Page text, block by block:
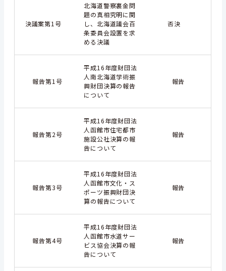
決議案第1号
北海道警察裏金問
題の真相究明に関
し、北海道議会百
条委員会設置を求
める決議
否決
報告第1号
平成16年度財団法
人南北海道学術振
興財団決算の報告
について
報告
報告第2号
平成16年度財団法
人函館市住宅都市
施設公社決算の報
告について
報告
報告第3号
平成16年度財団法
人函館市文化・ス
ポーツ振興財団決
算の報告について
報告
報告第4号
平成16年度財団法
人函館市水道サー
ビス協会決算の報
告について
報告